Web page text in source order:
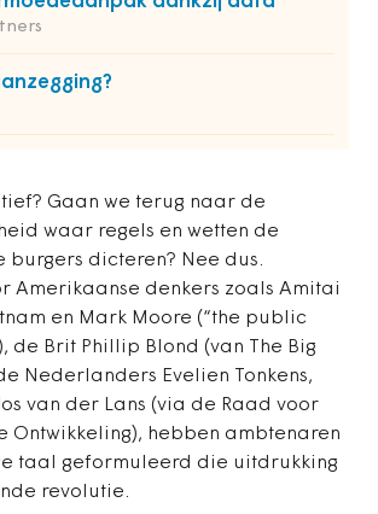
Gaan we terug naar de
waar regels en wetten de
burgers dicteren? Nee dus.
Amerikaanse denkers zoals Amitai
en Mark Moore (“the public
de Brit Phillip Blond (van The Big
Nederlanders Evelien Tonkens,
van der Lans (via de Raad voor
Ontwikkeling), hebben ambtenaren
taal geformuleerd die uitdrukking
revolutie.